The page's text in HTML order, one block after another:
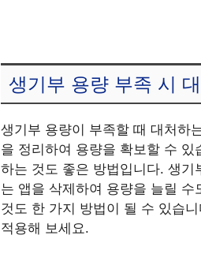
생기부 용량 부족 시
생기부 용량이 부족할 때 대처하
을 정리하여 용량을 확보할 수
하는 것도 좋은 방법입니다. 생
는 앱을 삭제하여 용량을 늘릴
것도 한 가지 방법이 될 수 있습
적용해 보세요.